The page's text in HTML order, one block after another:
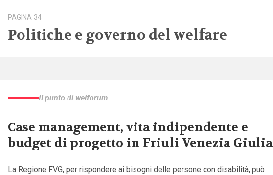
PAGINA 34
Politiche e governo del welfare
Il punto di welforum
Case management, vita indipendente e
budget di progetto in Friuli Venezia Giulia
La Regione FVG, per rispondere ai bisogni delle persone con disabilità, può